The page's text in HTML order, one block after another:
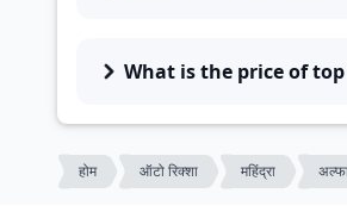
What is the price of
होम ऑटो रिक्शा महिंद्रा